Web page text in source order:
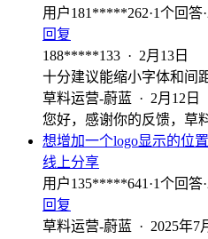
用户181*****262·1个回答·
回复
188*****133 · 2月13日
十分建议能缩小字体和间
草料运营-蔚蓝 · 2月12日
您好，感谢你的反馈，草
想增加一个logo显示的位
线上分享
用户135*****641 ·1个回答·
回复
草料运营-蔚蓝 · 2025年7